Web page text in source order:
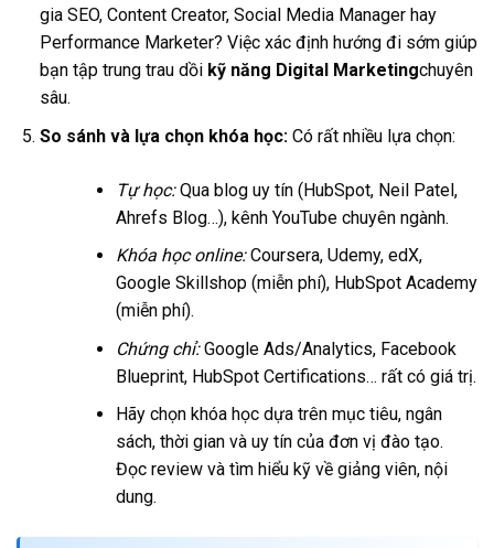
gia SEO, Content Creator, Social Media Manager hay
Performance Marketer? Việc xác định hướng đi sớm giúp
bạn tập trung trau dồi kỹ năng Digital Marketingchuyên
sâu.
So sánh và lựa chọn khóa học:Có rất nhiều lựa chọn:
Tự học:Qua blog uy tín (HubSpot, Neil Patel,
Ahrefs Blog…), kênh YouTube chuyên ngành.
Khóa học online:Coursera, Udemy, edX,
Google Skillshop (miễn phí), HubSpot Academy
(miễn phí).
Chứng chỉ:Google Ads/Analytics, Facebook
Blueprint, HubSpot Certifications… rất có giá trị.
Hãy chọn khóa học dựa trên mục tiêu, ngân
sách, thời gian và uy tín của đơn vị đào tạo.
Đọc review và tìm hiểu kỹ về giảng viên, nội
dung.